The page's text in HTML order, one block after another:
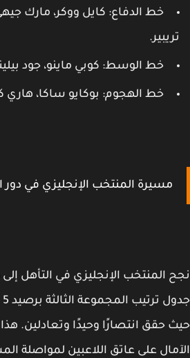
خط الدفاع: كايل ووكر، مارك
خط الوسط: كوبي ماينو، جود
خط الهجوم: بوكايو ساكا، هاري
مسيرة المنتخب الإنجليزي في دور
جدول
حقق انتصارًا وحيدًا وتعادلين. هذا
على عاتق اللاعبين لمواصلة